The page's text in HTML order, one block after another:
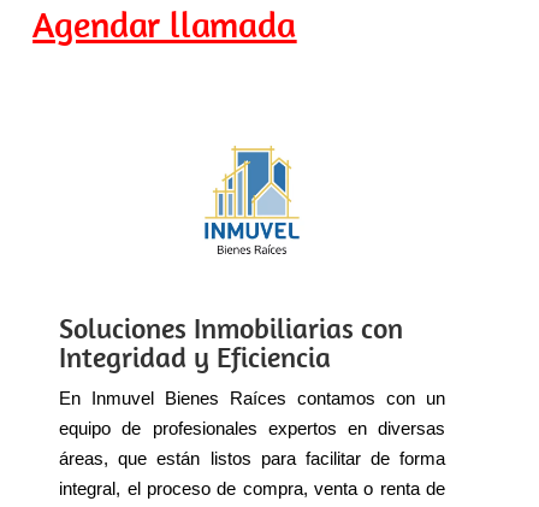
Agendar llamada
Soluciones Inmobiliarias con
Integridad y Eficiencia
En Inmuvel Bienes Raíces contamos con un
equipo de profesionales expertos en diversas
áreas, que están listos para facilitar de forma
integral, el proceso de compra, venta o renta de